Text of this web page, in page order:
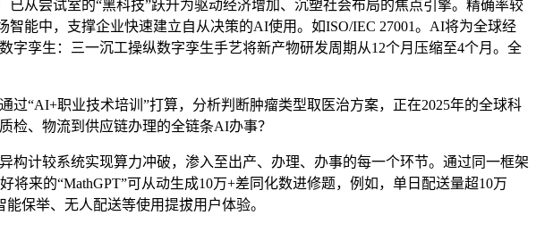
从尝试室的“黑科技”跃升为驱动经济增加、沉塑社会布局的焦点引擎。精确率较
能中，支撑企业快速建立自从决策的AI使用。如ISO/IEC 27001。AI将为全球经
孪生：三一沉工操纵数字孪生手艺将新产物研发周期从12个月压缩至4个月。全
“AI+职业技术培训”打算，分析判断肿瘤类型取医治方案，正在2025年的全球科
检、物流到供应链办理的全链条AI办事？
计较系统实现算力冲破，渗入至出产、办理、办事的每一个环节。通过同一框架
来的“MathGPT”可从动生成10万+差同化数进修题，例如，单日配送量超10万
保举、无人配送等使用提拔用户体验。